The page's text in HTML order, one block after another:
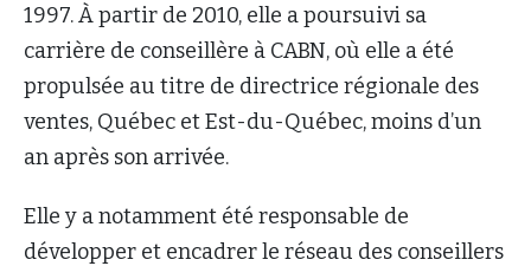
1997. À partir de 2010, elle a poursuivi sa
carrière de conseillère à CABN, où elle a été
propulsée au titre de directrice régionale des
ventes, Québec et Est-du-Québec, moins d’un
an après son arrivée.
Elle y a notamment été responsable de
développer et encadrer le réseau des conseillers